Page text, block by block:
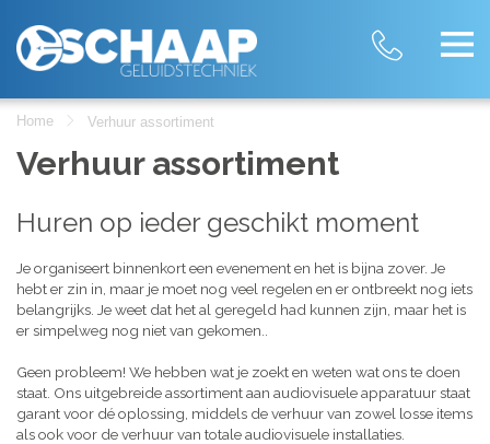
Home Verhuur assortiment
Verhuur assortiment
Huren op ieder geschikt moment
Je organiseert binnenkort een evenement en het is bijna zover. Je
hebt er zin in, maar je moet nog veel regelen en er ontbreekt nog iets
belangrijks. Je weet dat het al geregeld had kunnen zijn, maar het is
er simpelweg nog niet van gekomen..
Geen probleem! We hebben wat je zoekt en weten wat ons te doen
staat. Ons uitgebreide assortiment aan audiovisuele apparatuur staat
garant voor dé oplossing, middels de verhuur van zowel losse items
als ook voor de verhuur van totale audiovisuele installaties.